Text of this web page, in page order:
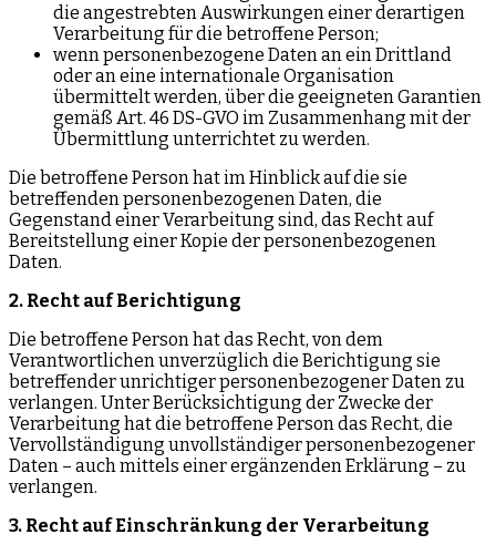
die angestrebten Auswirkungen einer derartigen
Verarbeitung für die betroffene Person;
wenn personenbezogene Daten an ein Drittland
oder an eine internationale Organisation
übermittelt werden, über die geeigneten Garantien
gemäß Art. 46 DS-GVO im Zusammenhang mit der
Übermittlung unterrichtet zu werden.
Die betroffene Person hat im Hinblick auf die sie
betreffenden personenbezogenen Daten, die
Gegenstand einer Verarbeitung sind, das Recht auf
Bereitstellung einer Kopie der personenbezogenen
Daten.
2. Recht auf Berichtigung
Die betroffene Person hat das Recht, von dem
Verantwortlichen unverzüglich die Berichtigung sie
betreffender unrichtiger personenbezogener Daten zu
verlangen. Unter Berücksichtigung der Zwecke der
Verarbeitung hat die betroffene Person das Recht, die
Vervollständigung unvollständiger personenbezogener
Daten – auch mittels einer ergänzenden Erklärung – zu
verlangen.
3. Recht auf Einschränkung der Verarbeitung